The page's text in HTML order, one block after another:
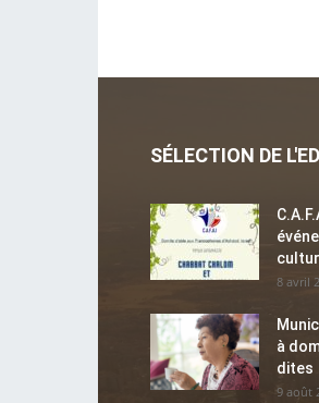
SÉLECTION DE
8 avril
à
dites
9 août